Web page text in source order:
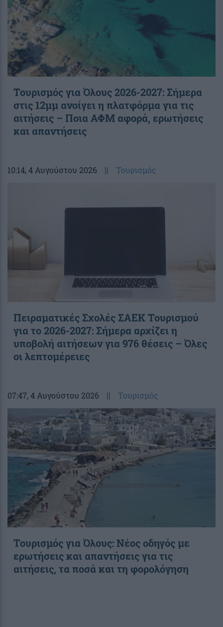
Τουρισμός για Όλους 2026-2027: Σήμερα
στις 12μμ ανοίγει η πλατφόρμα για τις
αιτήσεις – Ποια ΑΦΜ αφορά, ερωτήσεις
και απαντήσεις
10:14, 4 Αυγούστου 2026 || Τουρισμός
Πειραματικές Σχολές ΣΑΕΚ Τουρισμού
για το 2026-2027: Σήμερα αρχίζει η
υποβολή αιτήσεων για 976 θέσεις – Όλες
οι λεπτομέρειες
07:47, 4 Αυγούστου 2026 || Τουρισμός
Toυρισμός για Όλους: Νέος οδηγός με
ερωτήσεις και απαντήσεις για τις
αιτήσεις, τα ποσά και τη φορολόγηση